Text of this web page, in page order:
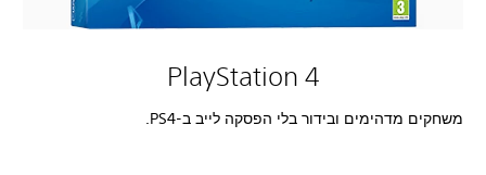
PlayStation 4
משחקים מדהימים ובידור בלי הפסקה לייב ב-PS4.